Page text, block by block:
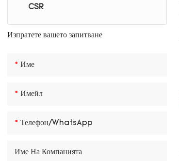
CSR
Изпратете вашето запитване
Име
Имейл
Телефон/WhatsApp
Име На Компанията